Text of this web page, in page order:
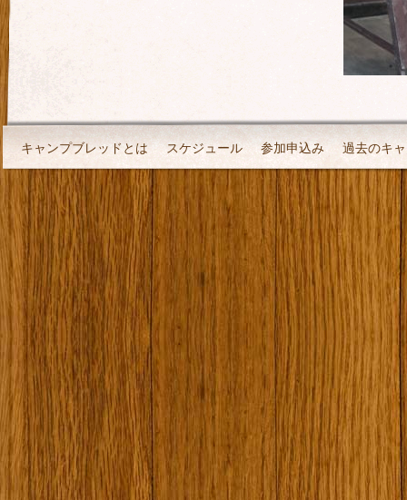
キャンプブレッドとは スケジュール 参加申込み 過去のキ